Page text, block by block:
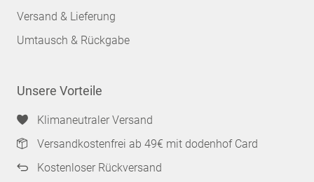
Versand & Lieferung
Umtausch & Rückgabe
Unsere Vorteile
Klimaneutraler Versand
Versandkostenfrei ab 49€ mit dodenhof Card
Kostenloser Rückversand